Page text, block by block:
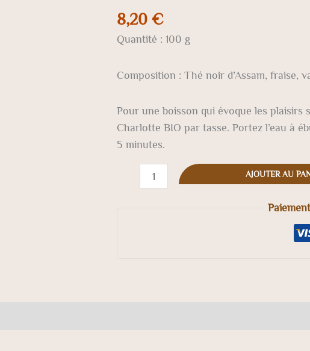
8,20 €
Quantité : 100 g
Composition : Thé noir d’Assam, fraise,
Pour une boisson qui évoque les plaisirs
Charlotte BIO par tasse. Portez l’eau à
5 minutes.
-
un
de
à
la
fraise
AJOUTER AU